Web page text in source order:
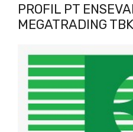
PROFIL PT
MEGATRADING TBK